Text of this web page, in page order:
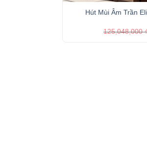
Hút Mùi Âm Trần
125,048,000